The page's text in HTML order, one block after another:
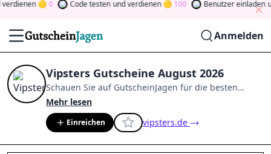
0 Code testen und verdienen 100 Benutzer einladen
Anmelden
Vipsters Gutscheine August 2026
Schauen Sie auf GutscheinJagen für die besten
Vipsters-Angebote im
der Community
und verdienen Sie Tokens, indem Sie
durch Abstimmen, Testen, Teilen und mehr
beitragen. Drehen Sie den Glücksklee
Sie Geld
Mehr lesen
Einreichen vipsters.de